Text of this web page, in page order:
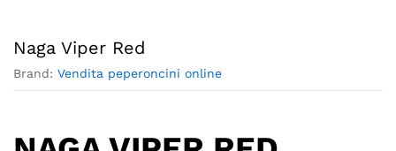
Naga Viper Red
Brand: Vendita peperoncini online